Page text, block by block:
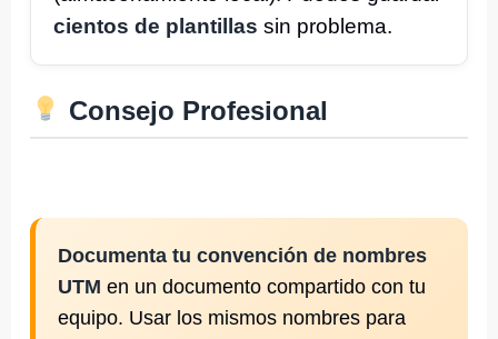
cientos de plantillas sin problema.
Consejo Profesional
Documenta tu convención de nombres
UTM en un documento compartido con tu
equipo. Usar los mismos nombres para